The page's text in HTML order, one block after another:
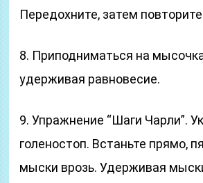
Передохните, затем
8. Приподниматься на
удерживая равновесие.
9. Упражнение “Шаги Чарли”.
голеностоп. Встаньте прямо,
мыски врозь. Удерживая